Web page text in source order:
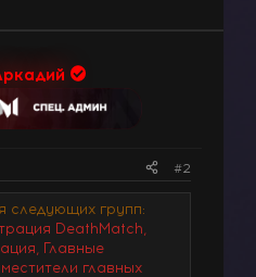
#2
следующих групп:
DeathMatch,
Главные
главных